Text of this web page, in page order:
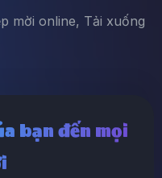
mời online, Tải xuống
bạn đến mọi